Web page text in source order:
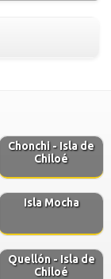
Chonchi - Isla de
Chiloé
Isla Mocha
Quellón - Isla de
Chiloé